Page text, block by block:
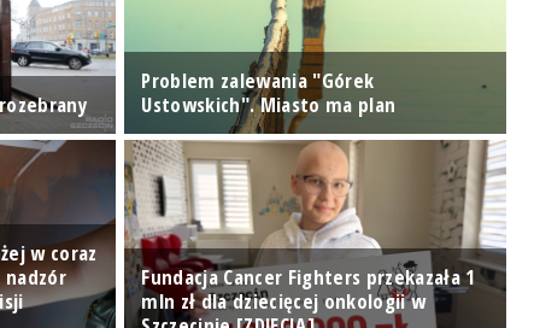
Problem zalewania "Górek
Ustowskich". Miasto ma plan
w coraz
nadzór
Fundacja Cancer Fighters przekazała 1
mln zł dla dziecięcej onkologii w